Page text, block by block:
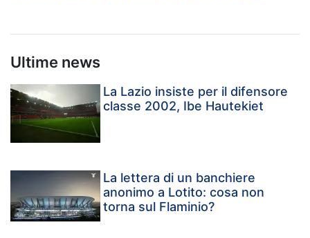
Ultime news
La Lazio insiste per il difensore
classe 2002, Ibe Hautekiet
La lettera di un banchiere
anonimo a Lotito: cosa non
torna sul Flaminio?